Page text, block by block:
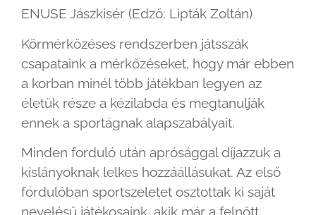
ENUSE Jászkisér (Edző: Lipták Zoltán)
Körmérkőzéses rendszerben játsszák
csapataink a mérkőzéseket, hogy már ebben
a korban minél több játékban legyen az
életük része a kézilabda és megtanulják
ennek a sportágnak alapszabályait.
Minden forduló után aprósággal díjazzuk a
kislányoknak lelkes hozzáállásukat. Az első
fordulóban sportszeletet osztottak ki saját
nevelésű játékosaink, akik már a felnőtt